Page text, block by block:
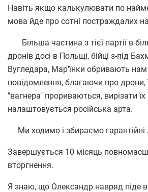
Навіть якщо калькулювати по
мова йде про сотні постраждалих
Більша частина з тієї партії в
дронів досі в Польщі, бійці з-під
Вугледара, Мар'їнки обривають нам
повідомлення, благаючи про дрони,
"вагнера" прориваються, вирізати
налаштовується російська арта.
Ми ходимо і збираємо гарантійні
Завершується 10 місяць
вторгнення.
Я знаю, що Олександр навряд піде